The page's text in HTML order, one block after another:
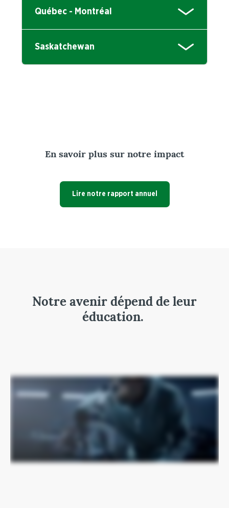
Québec - Montréal
Saskatchewan
En savoir plus sur notre impact
Lire notre rapport annuel
Notre avenir dépend de leur
éducation.